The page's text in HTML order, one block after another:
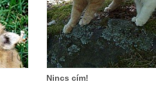
Nincs cím!